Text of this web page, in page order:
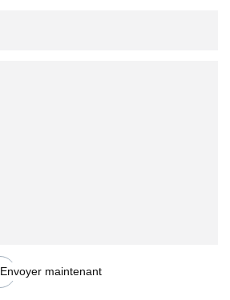
Envoyer maintenant